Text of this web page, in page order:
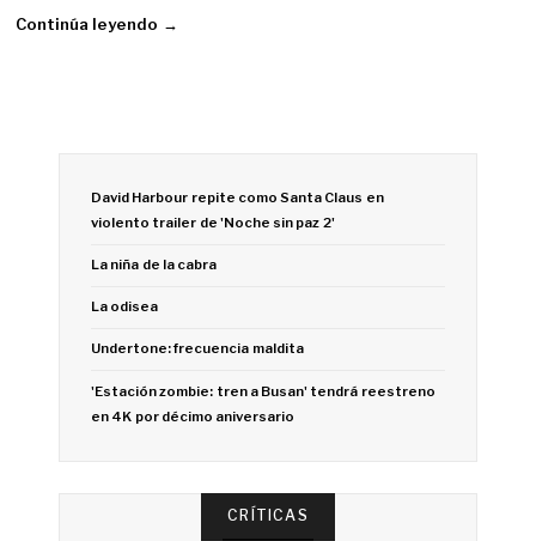
Continúa leyendo →
David Harbour repite como Santa Claus en
violento trailer de 'Noche sin paz 2'
La niña de la cabra
La odisea
Undertone: frecuencia maldita
'Estación zombie: tren a Busan' tendrá reestreno
en 4K por décimo aniversario
CRÍTICAS